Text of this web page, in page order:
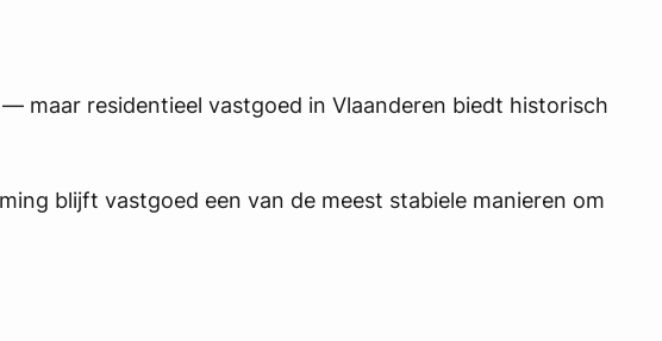
maar residentieel vastgoed in Vlaanderen biedt historisch
blijft vastgoed een van de meest stabiele manieren om